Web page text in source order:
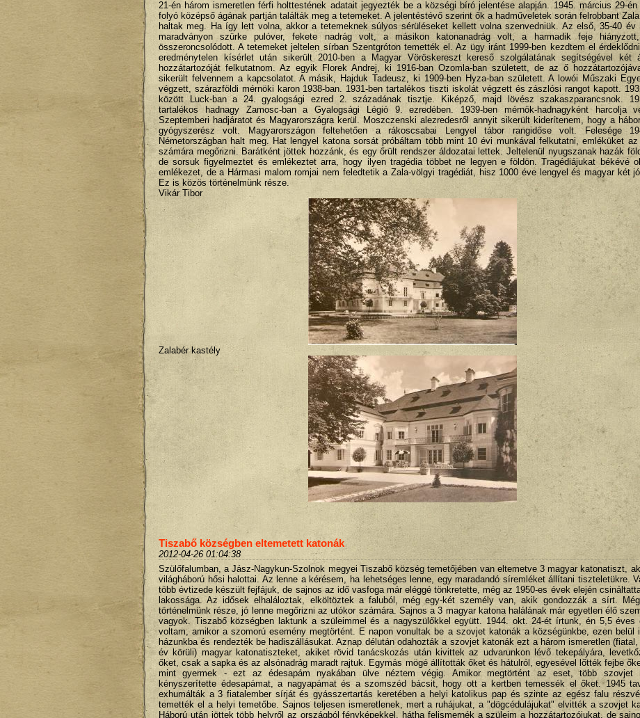
21-én három ismeretlen férfi holttestének adatait jegyezték be a községi bíró jelentése alapján. 1945. március 29-én
folyó középső ágának partján találták meg a tetemeket. A jelentéstévő szerint ők a hadműveletek során felrobbant
haltak meg. Ha így lett volna, akkor a tetemeknek súlyos sérüléseket kellett volna szenvedniük. Az első, 35-40 év
maradványon szürke pulóver, fekete nadrág volt, a másikon katonanadrág volt, a harmadik feje
összeroncsolódott. A tetemeket jeltelen sírban Szentgróton temették el. Az ügy iránt 1999-ben kezdtem el
eredménytelen kísérlet után sikerült 2010-ben a Magyar Vöröskereszt kereső szolgálatának segítségével két
hozzátartozóját felkutatnom. Az egyik Florek Andrej, ki 1916-ban Ozomla-ban született, de az ő
sikerült felvennem a kapcsolatot. A másik, Hajduk Tadeusz, ki 1909-ben Hyza-ban született. A lowói Műszaki
végzett, szárazföldi mérnöki karon 1938-ban. 1931-ben tartalékos tiszti iskolát végzett és zászlósi rangot kapott.
között Luck-ban a 24. gyalogsági ezred 2. századának tisztje. Kiképző, majd lövész szakaszparancsnok.
tartalékos hadnagy Zamosc-ban a Gyalogsági Légió 9. ezredében. 1939-ben mérnök-hadnagyként harcolja
Szeptemberi hadjáratot és Magyarországra kerül. Moszczenski alezredesről annyit sikerült kiderítenem, hogy a
gyógyszerész volt. Magyarországon feltehetően a rákoscsabai Lengyel tábor rangidőse volt. Felesége
Németországban halt meg. Hat lengyel katona sorsát próbáltam több mint 10 évi munkával felkutatni, emléküket az
számára megőrizni. Barátként jöttek hozzánk, és egy őrült rendszer áldozatai lettek. Jeltelenül nyugszanak hazák
de sorsuk figyelmeztet és emlékeztet arra, hogy ilyen tragédia többet ne legyen e földön. Tragédiájukat békévé
emlékezet, de a Hármasi malom romjai nem feledtetik a Zala-völgyi tragédiát, hisz 1000 éve lengyel és magyar két
Ez is közös történelmünk része.
Vikár Tibor
Zalabér kastély
Tiszabő községben eltemetett katonák
2012-04-26 01:04:38
Szülőfalumban, a Jász-Nagykun-Szolnok megyei Tiszabő község temetőjében van eltemetve 3 magyar katonatiszt,
világháború hősi halottai. Az lenne a kérésem, ha lehetséges lenne, egy maradandó síremléket állítani tiszteletükre.
több évtizede készült fejfájuk, de sajnos az idő vasfoga már eléggé tönkretette, még az 1950-es évek elején
lakossága. Az idősek elhaláloztak, elköltöztek a faluból, még egy-két személy van, akik gondozzák a sírt.
történelmünk része, jó lenne megőrizni az utókor számára. Sajnos a 3 magyar katona halálának már egyetlen élő
vagyok. Tiszabő községben laktunk a szüleimmel és a nagyszülőkkel együtt. 1944. okt. 24-ét írtunk, én 5,5 éves
voltam, amikor a szomorú esemény megtörtént. E napon vonultak be a szovjet katonák a községünkbe, ezen belül
házunkba és rendezték be hadiszállásukat. Aznap délután odahozták a szovjet katonák ezt a három ismeretlen
év körüli) magyar katonatiszteket, akiket rövid tanácskozás után kivittek az udvarunkon lévő tekepályára,
őket, csak a sapka és az alsónadrág maradt rajtuk. Egymás mögé állították őket és hátulról, egyesével lőtték fejbe
mint gyermek - ezt az édesapám nyakában ülve néztem végig. Amikor megtörtént az eset, több szovjet
kényszerítette édesapámat, a nagyapámat és a szomszéd bácsit, hogy ott a kertben temessék el őket. 1945
exhumálták a 3 fiatalember sírját és gyásszertartás keretében a helyi katolikus pap és szinte az egész falu
temették el a helyi temetőbe. Sajnos teljesen ismeretlenek, mert a ruhájukat, a "dögcédulájukat" elvitték a szovjet
Háború után jöttek több helyről az országból fényképekkel, hátha felismernék a szüleim a hozzátartozójukat, de